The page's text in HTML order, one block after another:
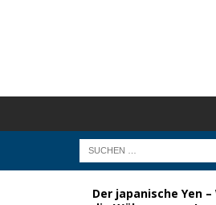
Der japanische Yen